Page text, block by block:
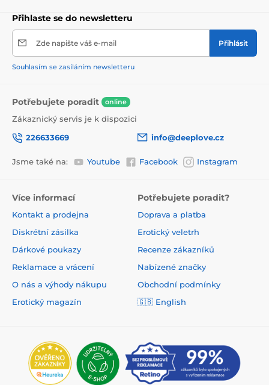
Přihlaste se do newsletteru
Zde napište váš e-mail Přihlásit
Souhlasím se zasíláním newsletteru
Potřebujete poradit online
Zákaznický servis je k dispozici
226633669
info@deeplove.cz
Jsme také na: Youtube Facebook Instagram
Více informací
Kontakt a prodejna
Diskrétní zásilka
Dárkové poukazy
Reklamace a vrácení
O nás a výhody nákupu
Erotický magazín
Potřebujete poradit?
Doprava a platba
Erotický veletrh
Recenze zákazníků
Nabízené značky
Obchodní podmínky
🇬🇧 English